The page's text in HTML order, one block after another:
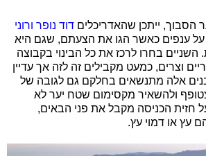
ייתכן שהאדריכלים דוד נופר ורוני
ענפים כאשר הגו את הצעתם, שגם היא
בחרו לרכז את כל הבינוי בקבוצה
וצרים, כמעט מקבילים זה לזה אך עדיין
אלה מתנשאים בחלקם גם לגובה של
ולהשאיר מקסימום שטח יער לא
על חזית הכניסה מקבל את פני הבאים,
עץ או דמוי עץ.